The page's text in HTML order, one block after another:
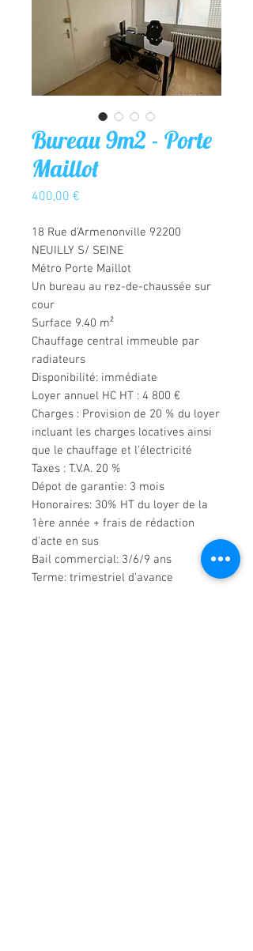
Bureau 9m2 - Porte
Maillot
400,00 €
18 Rue d'Armenonville 92200
NEUILLY S/ SEINE
Métro Porte Maillot
Un bureau au rez-de-chaussée sur
cour
Surface 9.40 m²
Chauffage central immeuble par
radiateurs
Disponibilité: immédiate
Loyer annuel HC HT : 4 800 €
Charges : Provision de 20 % du loyer
incluant les charges locatives ainsi
que le chauffage et l'électricité
Taxes : T.V.A. 20 %
Dépot de garantie: 3 mois
Honoraires: 30% HT du loyer de la
1ère année + frais de rédaction
d'acte en sus
Bail commercial: 3/6/9 ans
Terme: trimestriel d'avance